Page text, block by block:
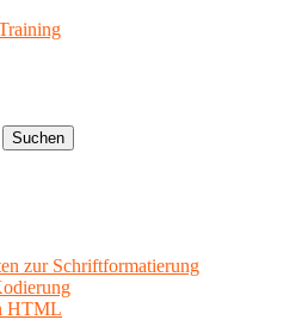
zur Schriftformatierung
HTML